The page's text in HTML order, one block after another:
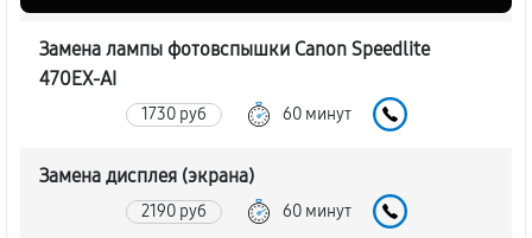
Замена лампы фотовспышки Canon Speedlite
470EX-AI
1730 руб 60 минут
Замена дисплея (экрана)
2190 руб 60 минут